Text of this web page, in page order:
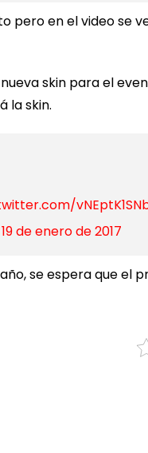
pero en el video se
skin para el
la skin.
19 de enero de 2017
se espera que el